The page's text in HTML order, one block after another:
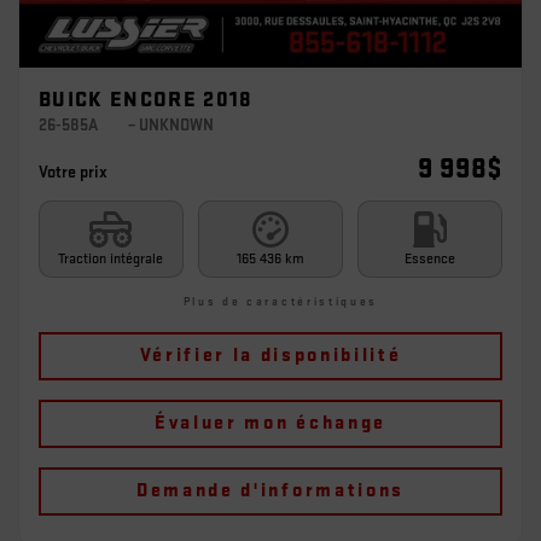
BUICK ENCORE 2018
26-585A – UNKNOWN
Votre prix 9 998$
Traction intégrale 165 436 km Essence
Plus de caractéristiques
Vérifier la disponibilité
Évaluer mon échange
Demande d'informations